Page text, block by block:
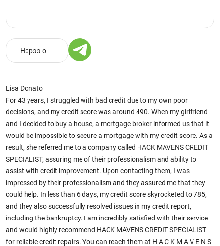
Lisa Donato
For 43 years, I struggled with bad credit due to my own poor
decisions, and my credit score was around 490. When my girlfriend
and I decided to buy a house, a mortgage broker informed us that it
would be impossible to secure a mortgage with my credit score. As a
result, she referred me to a company called HACK MAVENS CREDIT
SPECIALIST, assuring me of their professionalism and ability to
assist with credit improvement. Upon contacting them, I was
impressed by their professionalism and they assured me that they
could help. In less than 6 days, my credit score skyrocketed to 785,
and they also successfully resolved issues in my credit report,
including the bankruptcy. I am incredibly satisfied with their service
and would highly recommend HACK MAVENS CREDIT SPECIALIST
for reliable credit repairs. You can reach them at H A C K M A V E N S